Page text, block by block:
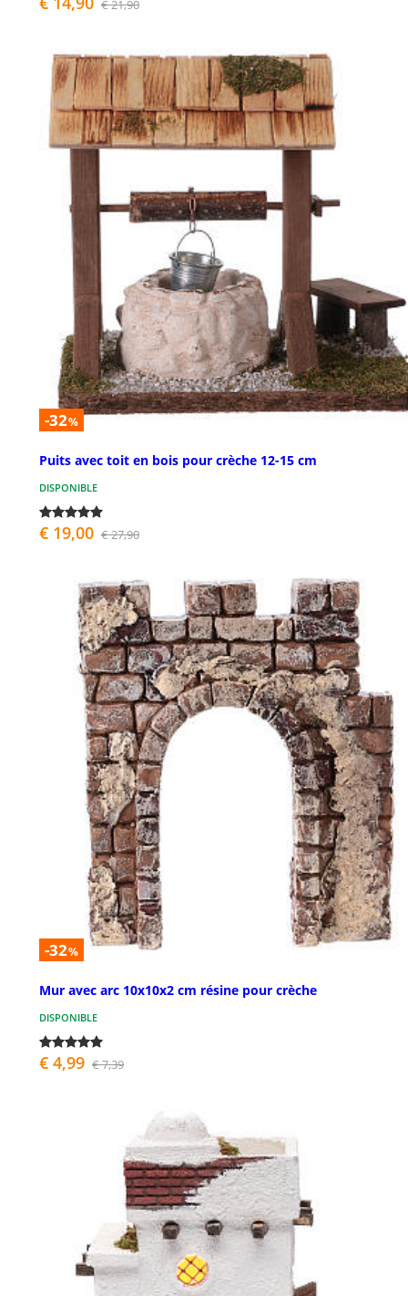
€ 21,90
-32%
Puits avec toit en bois pour crèche 12-15 cm
DISPONIBLE
€ 19,00 € 27,90
-32%
Mur avec arc 10x10x2 cm résine pour crèche
DISPONIBLE
€ 4,99 € 7,39